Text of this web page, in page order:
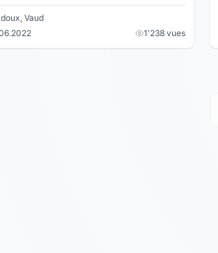
Vaud
1'238 vues